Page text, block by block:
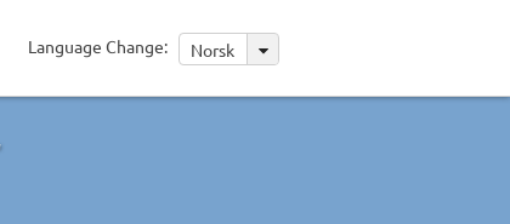
Language Change: Norsk